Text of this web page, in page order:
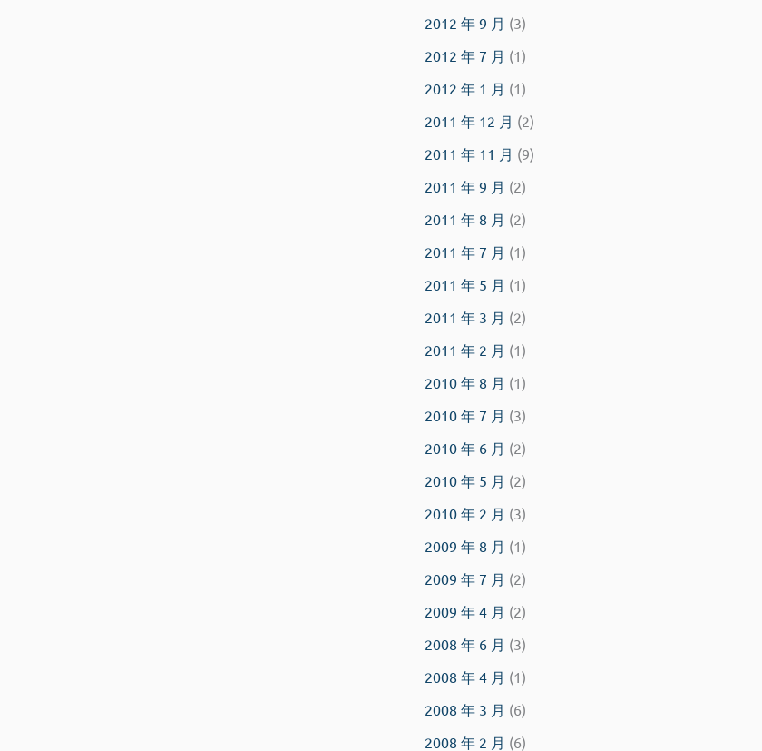
2012 年 9 月 (3)
2012 年 7 月 (1)
2012 年 1 月 (1)
2011 年 12 月 (2)
2011 年 11 月 (9)
2011 年 9 月 (2)
2011 年 8 月 (2)
2011 年 7 月 (1)
2011 年 5 月 (1)
2011 年 3 月 (2)
2011 年 2 月 (1)
2010 年 8 月 (1)
2010 年 7 月 (3)
2010 年 6 月 (2)
2010 年 5 月 (2)
2010 年 2 月 (3)
2009 年 8 月 (1)
2009 年 7 月 (2)
2009 年 4 月 (2)
2008 年 6 月 (3)
2008 年 4 月 (1)
2008 年 3 月 (6)
2008 年 2 月 (6)